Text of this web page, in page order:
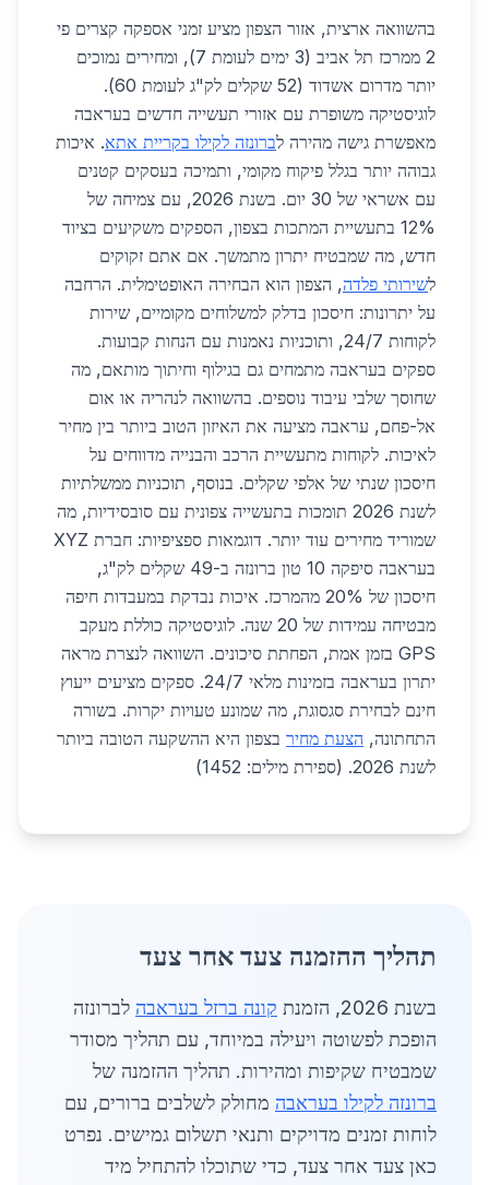
בהשוואה ארצית, אזור הצפון מציע זמני אספקה קצרים פי
2 ממרכז תל אביב (3 ימים לעומת 7), ומחירים נמוכים
יותר מדרום אשדוד (52 שקלים לק"ג לעומת 60).
לוגיסטיקה משופרת עם אזורי תעשייה חדשים בעראבה
מאפשרת גישה מהירה לברונזה לקילו בקריית אתא. איכות
גבוהה יותר בגלל פיקוח מקומי, ותמיכה בעסקים קטנים
עם אשראי של 30 יום. בשנת 2026, עם צמיחה של
12% בתעשיית המתכות בצפון, הספקים משקיעים בציוד
חדש, מה שמבטיח יתרון מתמשך. אם אתם זקוקים
לשירותי פלדה, הצפון הוא הבחירה האופטימלית. הרחבה
על יתרונות: חיסכון בדלק למשלוחים מקומיים, שירות
לקוחות 24/7, ותוכניות נאמנות עם הנחות קבועות.
ספקים בעראבה מתמחים גם בגילוף וחיתוך מותאם, מה
שחוסך שלבי עיבוד נוספים. בהשוואה לנהריה או אום
אל-פחם, עראבה מציעה את האיזון הטוב ביותר בין מחיר
לאיכות. לקוחות מתעשיית הרכב והבנייה מדווחים על
חיסכון שנתי של אלפי שקלים. בנוסף, תוכניות ממשלתיות
לשנת 2026 תומכות בתעשייה צפונית עם סובסידיות, מה
שמוריד מחירים עוד יותר. דוגמאות ספציפיות: חברת XYZ
בעראבה סיפקה 10 טון ברונזה ב-49 שקלים לק"ג,
חיסכון של 20% מהמרכז. איכות נבדקת במעבדות חיפה
מבטיחה עמידות של 20 שנה. לוגיסטיקה כוללת מעקב
GPS בזמן אמת, הפחתת סיכונים. השוואה לנצרת מראה
יתרון בעראבה בזמינות מלאי 24/7. ספקים מציעים ייעוץ
חינם לבחירת סגסוגת, מה שמונע טעויות יקרות. בשורה
התחתונה, הצעת מחיר בצפון היא ההשקעה הטובה ביותר
לשנת 2026. (ספירת מילים: 1452)
תהליך ההזמנה צעד אחר צעד
בשנת 2026, הזמנת קונה ברזל בעראבה לברונזה
הופכת לפשוטה ויעילה במיוחד, עם תהליך מסודר
שמבטיח שקיפות ומהירות. תהליך ההזמנה של
ברונזה לקילו בעראבה מחולק לשלבים ברורים, עם
לוחות זמנים מדויקים ותנאי תשלום גמישים. נפרט
כאן צעד אחר צעד, כדי שתוכלו להתחיל מיד